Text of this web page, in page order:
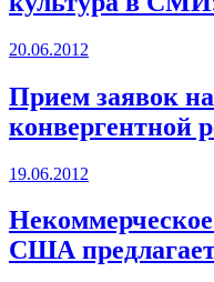
20.06.2012
Прием заявок
конвергентной
19.06.2012
США предлагает